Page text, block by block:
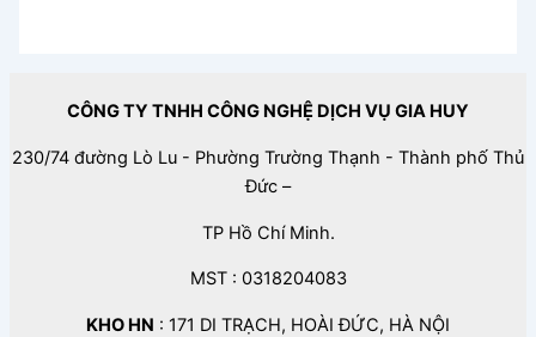
CÔNG TY TNHH CÔNG NGHỆ DỊCH VỤ GIA HUY
230/74 đường Lò Lu - Phường Trường Thạnh - Thành phố Thủ
Đức –
TP Hồ Chí Minh.
MST : 0318204083
KHO HN : 171 DI TRẠCH, HOÀI ĐỨC, HÀ NỘI